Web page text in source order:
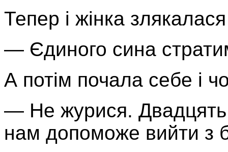
Тепер і жінка
— Єдиного сина
А потім почала себе і
— Не журися. Двадцять
нам допоможе вийти з